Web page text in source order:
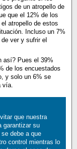
de un atropello de
que el 12% de los
atropello de estos
Incluso un 7%
ver y sufrir el
así? Pues el 39%
de los encuestados
y solo un 6% se
vía.
que nuestra
garantizar su
debe a que
control mientras lo